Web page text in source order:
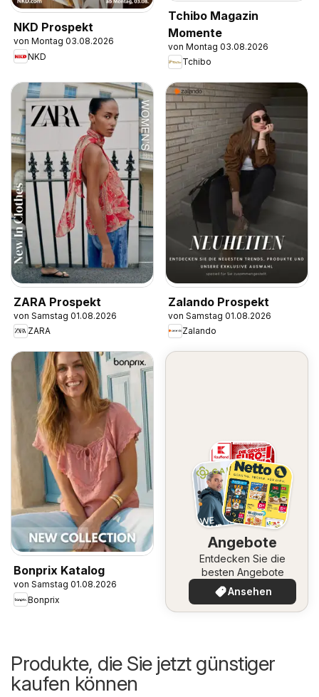
NKD Prospekt
von Montag 03.08.2026
NKD
Tchibo Magazin
Momente
von Montag 03.08.2026
Tchibo
ZARA Prospekt
von Samstag 01.08.2026
ZARA
Zalando Prospekt
von Samstag 01.08.2026
Zalando
Bonprix Katalog
von Samstag 01.08.2026
Bonprix
Angebote
Entdecken Sie die
besten Angebote
Ansehen
Produkte, die Sie jetzt günstiger
kaufen können